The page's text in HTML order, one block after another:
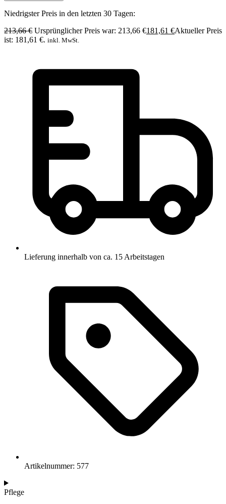
Niedrigster Preis in den letzten 30 Tagen:
213,66€ Ursprünglicher Preis war: 213,66 €181,61 €Aktueller Preis
ist: 181,61 €. inkl. MwSt.
Lieferung innerhalb von ca. 15 Arbeitstagen
Artikelnummer: 577
Pflege